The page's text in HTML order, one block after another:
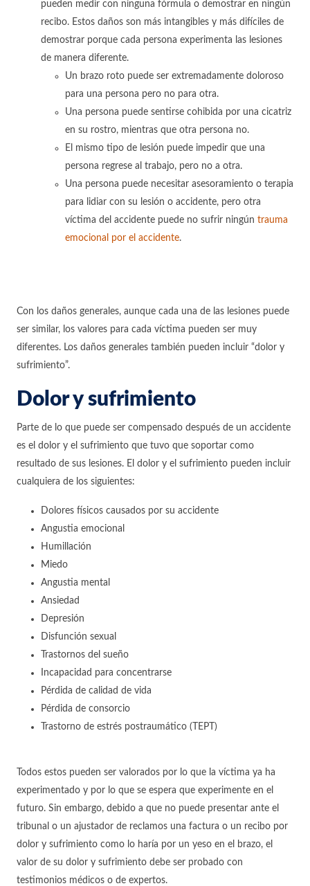
pueden medir con ninguna fórmula o demostrar en ningún
recibo. Estos daños son más intangibles y más difíciles de
demostrar porque cada persona experimenta las lesiones
de manera diferente.
Un brazo roto puede ser extremadamente doloroso
para una persona pero no para otra.
Una persona puede sentirse cohibida por una cicatriz
en su rostro, mientras que otra persona no.
El mismo tipo de lesión puede impedir que una
persona regrese al trabajo, pero no a otra.
Una persona puede necesitar asesoramiento o terapia
para lidiar con su lesión o accidente, pero otra
víctima del accidente puede no sufrir ningún trauma
emocional por el accidente.
Con los daños generales, aunque cada una de las lesiones puede
ser similar, los valores para cada víctima pueden ser muy
diferentes. Los daños generales también pueden incluir “dolor y
sufrimiento”.
Dolor y sufrimiento
Parte de lo que puede ser compensado después de un accidente
es el dolor y el sufrimiento que tuvo que soportar como
resultado de sus lesiones. El dolor y el sufrimiento pueden incluir
cualquiera de los siguientes:
Dolores físicos causados por su accidente
Angustia emocional
Humillación
Miedo
Angustia mental
Ansiedad
Depresión
Disfunción sexual
Trastornos del sueño
Incapacidad para concentrarse
Pérdida de calidad de vida
Pérdida de consorcio
Trastorno de estrés postraumático (TEPT)
Todos estos pueden ser valorados por lo que la víctima ya ha
experimentado y por lo que se espera que experimente en el
futuro. Sin embargo, debido a que no puede presentar ante el
tribunal o un ajustador de reclamos una factura o un recibo por
dolor y sufrimiento como lo haría por un yeso en el brazo, el
valor de su dolor y sufrimiento debe ser probado con
testimonios médicos o de expertos.